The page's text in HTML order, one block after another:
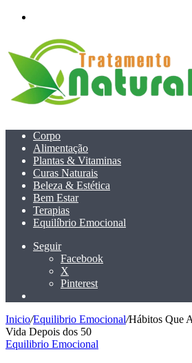
Corpo
Alimentação
Plantas & Vitaminas
Curas Naturais
Beleza & Estética
Bem Estar
Terapias
Equilíbrio Emocional
Seguir
Facebook
X
Pinterest
Inicio/Equilibrio Emocional/Hábitos Que
Vida Depois dos 50
Equilibrio Emocional